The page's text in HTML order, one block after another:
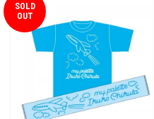
SOLD
OUT